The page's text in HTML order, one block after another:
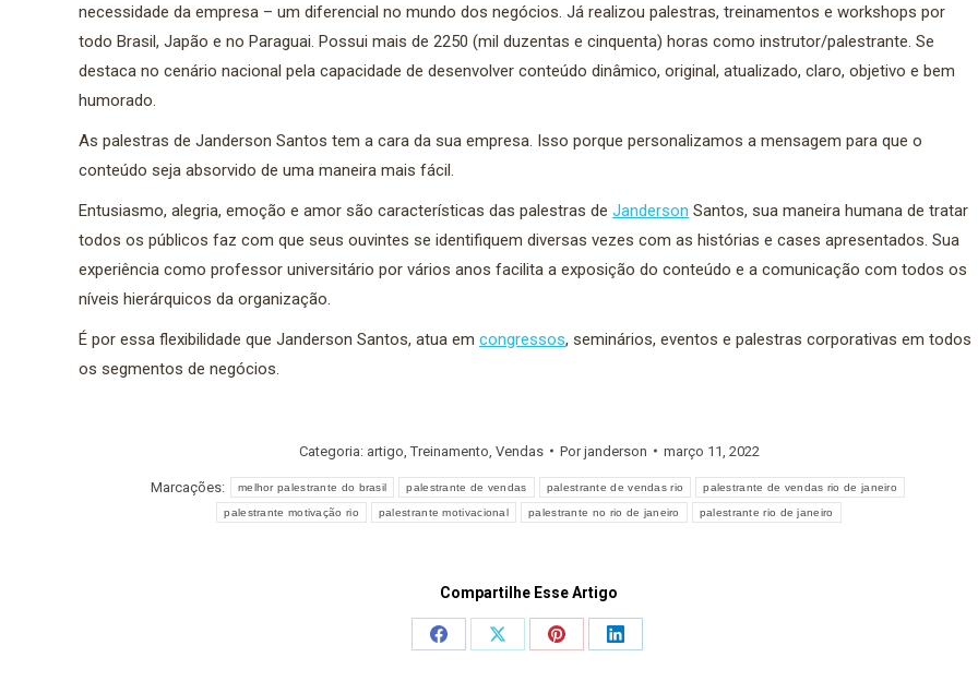
necessidade da empresa – um diferencial no mundo dos negócios. Já realizou palestras, treinamentos e workshops por
todo Brasil, Japão e no Paraguai. Possui mais de 2250 (mil duzentas e cinquenta) horas como instrutor/palestrante. Se
destaca no cenário nacional pela capacidade de desenvolver conteúdo dinâmico, original, atualizado, claro, objetivo e bem
humorado.
As palestras de Janderson Santos tem a cara da sua empresa. Isso porque personalizamos a mensagem para que o
conteúdo seja absorvido de uma maneira mais fácil.
Entusiasmo, alegria, emoção e amor são características das palestras de Janderson Santos, sua maneira humana de tratar
todos os públicos faz com que seus ouvintes se identifiquem diversas vezes com as histórias e cases apresentados. Sua
experiência como professor universitário por vários anos facilita a exposição do conteúdo e a comunicação com todos os
níveis hierárquicos da organização.
É por essa flexibilidade que Janderson Santos, atua em congressos, seminários, eventos e palestras corporativas em todos
os segmentos de negócios.
Categoria: artigo ,Treinamento Vendas Porjanderson março 11, 2022
Marcações: melhor palestrante do brasil palestrante de vendas palestrante de vendas rio palestrante de vendas rio de janeiro
palestrante motivação rio palestrante motivacional palestrante no rio de janeiro palestrante rio de janeiro
Compartilhe Esse Artigo
Share
Share
Share
Share